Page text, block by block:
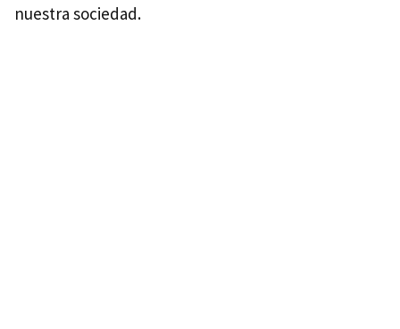
nuestra sociedad.